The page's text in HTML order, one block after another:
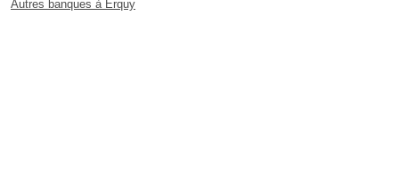
Autres banques à Erquy